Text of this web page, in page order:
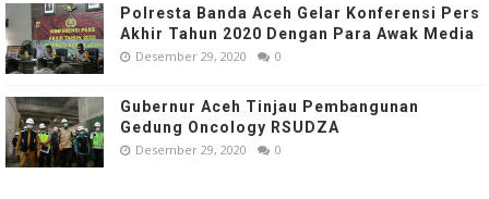
Polresta Banda Aceh Gelar Konferensi Pers
Akhir Tahun 2020 Dengan Para Awak Media
Desember 29, 2020 0
Gubernur Aceh Tinjau Pembangunan
Gedung Oncology RSUDZA
Desember 29, 2020 0